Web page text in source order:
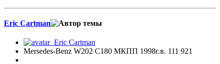
Eric Cartman
Mersedes-Benz W202 C180 МКПП 1998г.в. 111 921